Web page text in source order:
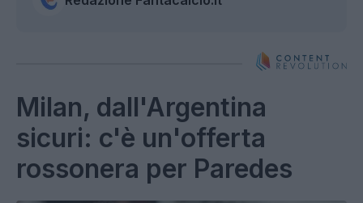
Milan, dall'Argentina
sicuri: c'è un'offerta
rossonera per Paredes